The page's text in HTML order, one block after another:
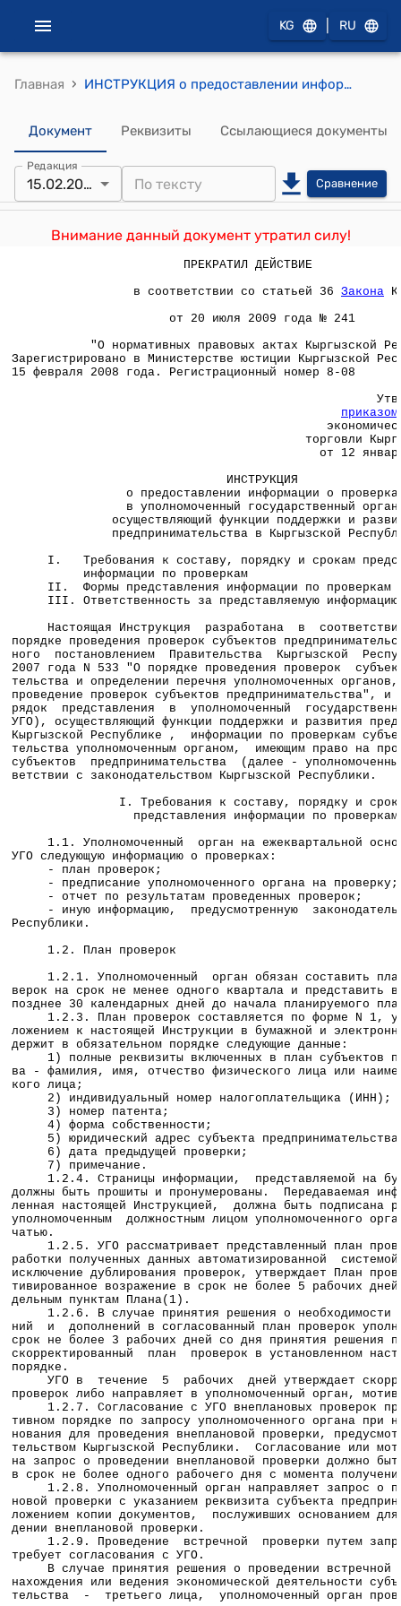
KG RU
Главная › ИНСТРУКЦИЯ о предоставлении информации о проверках в уполномоченный государственный орган, осуществляющий функции поддержки и развития предпринимательства в Кыргызской Республике (утверждена приказом Минэкономторга КР от 12 января 2008 года N 3)
Документ Реквизиты Ссылающиеся документы
Редакция
15.02.2008 Сравнение
Внимание данный документ утратил силу!